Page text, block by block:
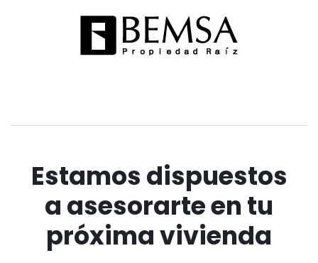
Banner
Estamos dispuestos
a asesorarte en tu
próxima vivienda